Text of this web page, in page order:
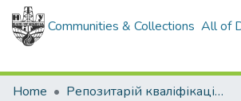
Communities & Collections All of
Home
Репозитарій кваліфікаційних робіт здобувачів вищої освіти